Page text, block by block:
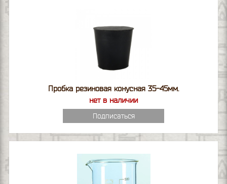
Пробка резиновая конусная 35-45мм.
нет в наличии
Подписаться